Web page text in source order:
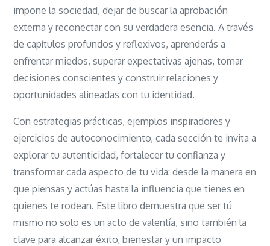
impone la sociedad, dejar de buscar la aprobación
externa y reconectar con su verdadera esencia. A través
de capítulos profundos y reflexivos, aprenderás a
enfrentar miedos, superar expectativas ajenas, tomar
decisiones conscientes y construir relaciones y
oportunidades alineadas con tu identidad.
Con estrategias prácticas, ejemplos inspiradores y
ejercicios de autoconocimiento, cada sección te invita a
explorar tu autenticidad, fortalecer tu confianza y
transformar cada aspecto de tu vida: desde la manera en
que piensas y actúas hasta la influencia que tienes en
quienes te rodean. Este libro demuestra que ser tú
mismo no solo es un acto de valentía, sino también la
clave para alcanzar éxito, bienestar y un impacto